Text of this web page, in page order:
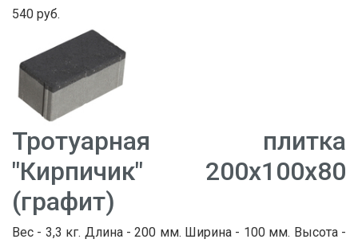
540 руб.
Тротуарная плитка
"Кирпичик" 200х100х80
(графит)
Вес - 3,3 кг. Длина - 200 мм. Ширина - 100 мм. Высота -